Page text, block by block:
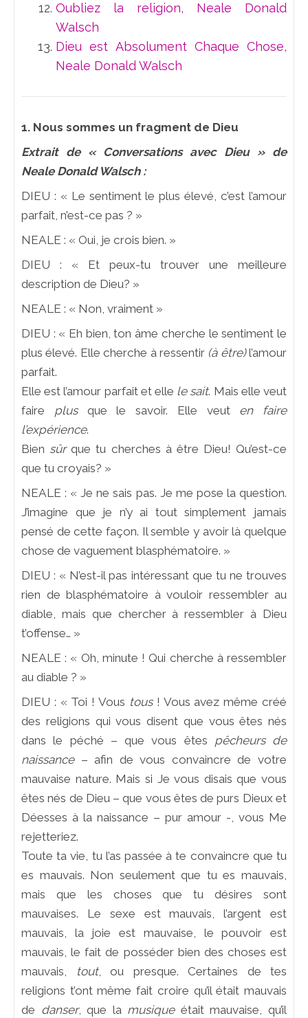
Oubliez la religion, Neale Donald
Walsch
Dieu est Absolument Chaque Chose,
Neale Donald Walsch
1. Nous sommes un fragment de Dieu
Extrait de « Conversations avec Dieu » de
Neale Donald Walsch :
DIEU : « Le sentiment le plus élevé, c’est l’amour
parfait, n’est-ce pas ? »
NEALE : « Oui, je crois bien. »
DIEU : « Et peux-tu trouver une meilleure
description de Dieu? »
NEALE : « Non, vraiment »
DIEU : « Eh bien, ton âme cherche le sentiment le
plus élevé. Elle cherche à ressentir (à être)l’amour
parfait.
Elle est l’amour parfait et elle le sait. Mais elle veut
faire plusque le savoir. Elle veut en faire
l’expérience.
Bien sûrque tu cherches à être Dieu! Qu’est-ce
que tu croyais? »
NEALE : « Je ne sais pas. Je me pose la question.
J’imagine que je n’y ai tout simplement jamais
pensé de cette façon. Il semble y avoir là quelque
chose de vaguement blasphématoire. »
DIEU : « N’est-il pas intéressant que tu ne trouves
rien de blasphématoire à vouloir ressembler au
diable, mais que chercher à ressembler à Dieu
t’offense… »
NEALE : « Oh, minute ! Qui cherche à ressembler
au diable ? »
DIEU : « Toi ! Vous tous! Vous avez même créé
des religions qui vous disent que vous êtes nés
dans le péché – que vous êtes pêcheurs de
naissance– afin de vous convaincre de votre
mauvaise nature. Mais si Je vous disais que vous
êtes nés de Dieu – que vous êtes de purs Dieux et
Déesses à la naissance – pur amour -, vous Me
rejetteriez.
Toute ta vie, tu l’as passée à te convaincre que tu
es mauvais. Non seulement que tu es mauvais,
mais que les choses que tu désires sont
mauvaises. Le sexe est mauvais, l’argent est
mauvais, la joie est mauvaise, le pouvoir est
mauvais, le fait de posséder bien des choses est
mauvais,
tout, ou presque. Certaines de tes
religions t’ont même fait croire qu’il était mauvais
de danser, que la musiqueétait mauvaise, qu’il